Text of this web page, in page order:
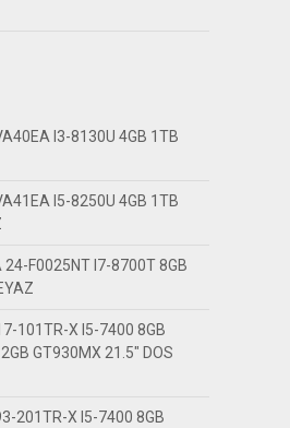
I3-8130U 4GB 1TB
I5-8250U 4GB 1TB
24-F0025NT I7-8700T 8GB
101TR-X I5-7400 8GB
GT930MX 21.5″ DOS
201TR-X I5-7400 8GB